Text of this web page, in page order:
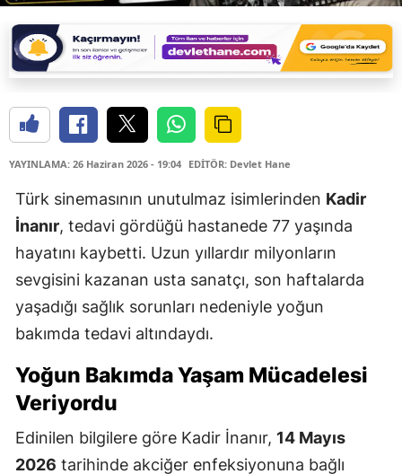
YAYINLAMA: 26 Haziran 2026 - 19:04 EDİTÖR: Devlet Hane
Türk sinemasının unutulmaz isimlerinden Kadir
İnanır, tedavi gördüğü hastanede 77 yaşında
hayatını kaybetti. Uzun yıllardır milyonların
sevgisini kazanan usta sanatçı, son haftalarda
yaşadığı sağlık sorunları nedeniyle yoğun
bakımda tedavi altındaydı.
Yoğun Bakımda Yaşam Mücadelesi
Veriyordu
Edinilen bilgilere göre Kadir İnanır, 14 Mayıs
2026 tarihinde akciğer enfeksiyonuna bağlı